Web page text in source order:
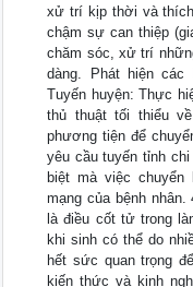
xử trí kịp thời và
chậm sự can thiệp
chăm sóc, xử trí
dàng. Phát hiện
Tuyến huyện: Thực
thủ thuật tối thiểu
phương tiện để
yêu cầu tuyến tỉnh
biệt mà việc
mạng của bệnh
là điều cốt tử trong
khi sinh có thể do
hết sức quan trọng
kiến thức và kinh